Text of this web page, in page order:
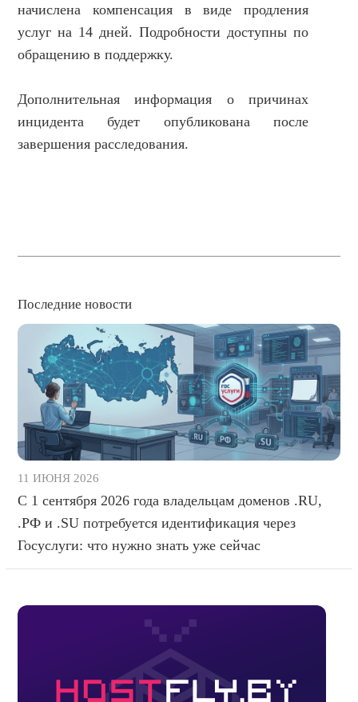
начислена компенсация в виде продления
услуг на 14 дней. Подробности доступны по
обращению в поддержку.
Дополнительная информация о причинах
инцидента будет опубликована после
завершения расследования.
Последние новости
11 ИЮНЯ 2026
С 1 сентября 2026 года владельцам доменов .RU,
.РФ и .SU потребуется идентификация через
Госуслуги: что нужно знать уже сейчас